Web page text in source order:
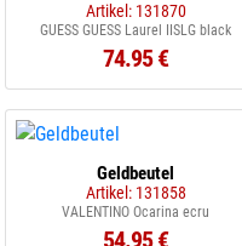
Artikel: 131870
GUESS GUESS Laurel IISLG black
74.95 €
Geldbeutel
Artikel: 131858
VALENTINO Ocarina ecru
54.95 €